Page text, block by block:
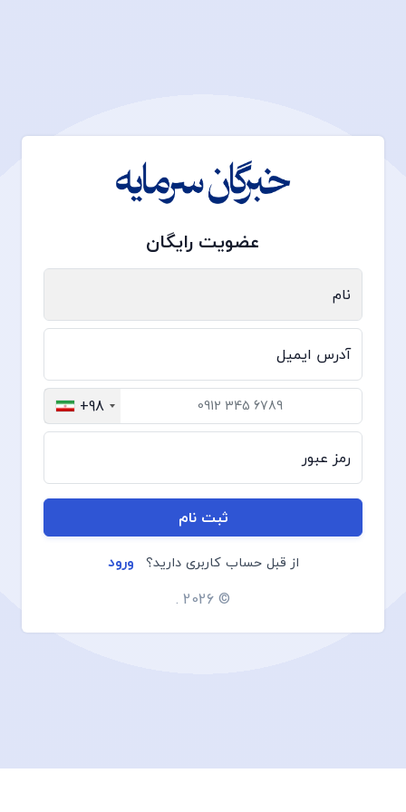
عضویت رایگان
نام
آدرس ایمیل
+98
رمز عبور
ثبت نام
از قبل حساب کاربری دارید؟ ورود
©
2026 .